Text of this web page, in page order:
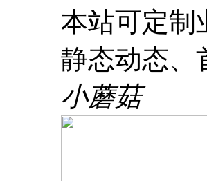
本站可定制
静态动态、
小蘑菇